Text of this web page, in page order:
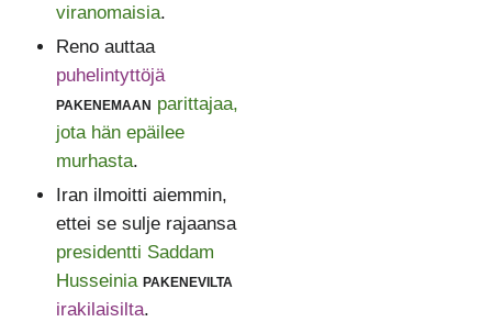
viranomaisia.
Reno auttaa
puhelintyttöjä
pakenemaan parittajaa,
jota hän epäilee
murhasta.
Iran ilmoitti aiemmin,
ettei se sulje rajaansa
presidentti Saddam
Husseinia pakenevilta
irakilaisilta.